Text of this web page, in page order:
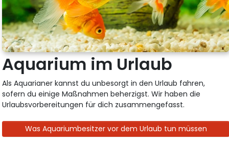
Aquarium im Urlaub
Als Aquarianer kannst du unbesorgt in den Urlaub fahren,
sofern du einige Maßnahmen beherzigst. Wir haben die
Urlaubsvorbereitungen für dich zusammengefasst.
Was Aquariumbesitzer vor dem Urlaub tun müssen